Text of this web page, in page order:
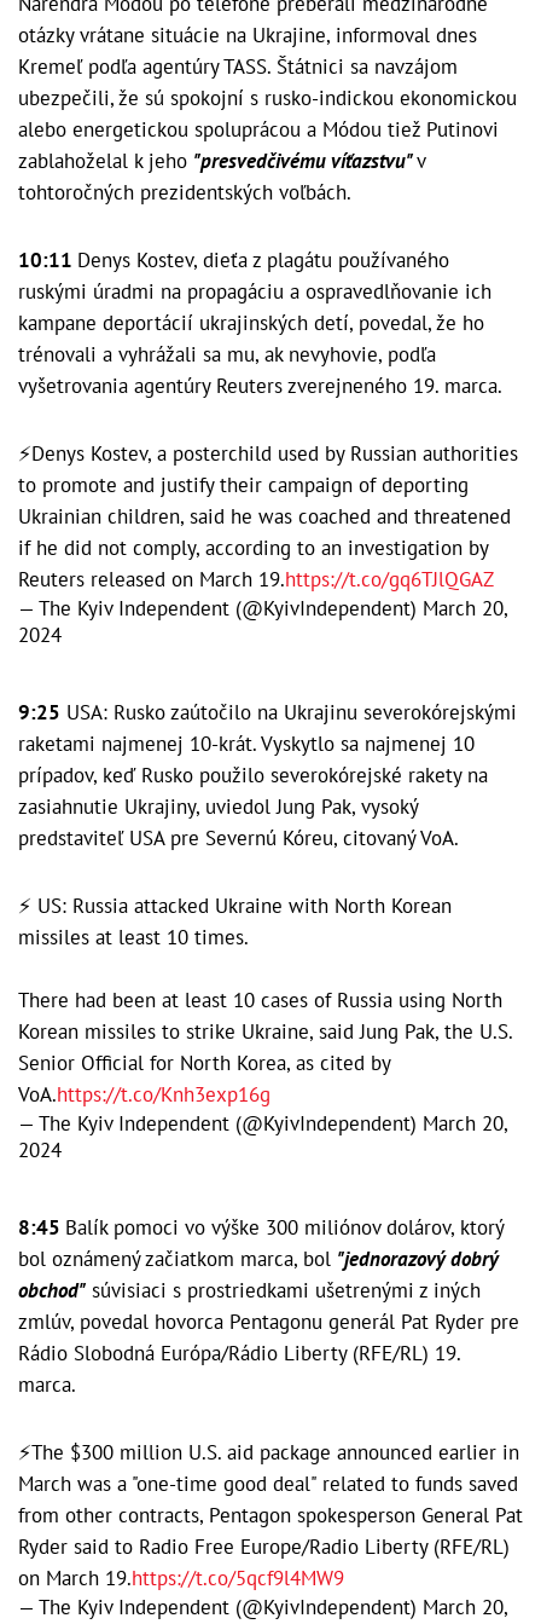
otázky vrátane situácie na Ukrajine, informoval dnes
Kremeľ podľa agentúry TASS. Štátnici sa navzájom
ubezpečili, že sú spokojní s rusko-indickou ekonomickou
alebo energetickou spoluprácou a Módou tiež Putinovi
zablahoželal k jeho "presvedčivému víťazstvu"v
tohtoročných prezidentských voľbách.
10:11 Denys Kostev, dieťa z plagátu používaného
ruskými úradmi na propagáciu a ospravedlňovanie ich
kampane deportácií ukrajinských detí, povedal, že ho
trénovali a vyhrážali sa mu, ak nevyhovie, podľa
vyšetrovania agentúry Reuters zverejneného 19. marca.
⚡️Denys Kostev, a posterchild used by Russian authorities
to promote and justify their campaign of deporting
Ukrainian children, said he was coached and threatened
if he did not comply, according to an investigation by
Reuters released on March 19.https://t.co/gq6TJlQGAZ
— The Kyiv Independent (@KyivIndependent) March 20,
2024
9:25 USA: Rusko zaútočilo na Ukrajinu severokórejskými
raketami najmenej 10-krát. Vyskytlo sa najmenej 10
prípadov, keď Rusko použilo severokórejské rakety na
zasiahnutie Ukrajiny, uviedol Jung Pak, vysoký
predstaviteľ USA pre Severnú Kóreu, citovaný VoA.
⚡️ US: Russia attacked Ukraine with North Korean
missiles at least 10 times.
There had been at least 10 cases of Russia using North
Korean missiles to strike Ukraine, said Jung Pak, the U.S.
Senior Official for North Korea, as cited by
VoA.https://t.co/Knh3exp16g
— The Kyiv Independent (@KyivIndependent) March 20,
2024
8:45 Balík pomoci vo výške 300 miliónov dolárov, ktorý
bol oznámený začiatkom marca, bol "jednorazový dobrý
obchod" súvisiaci s prostriedkami ušetrenými z iných
zmlúv, povedal hovorca Pentagonu generál Pat Ryder pre
Rádio Slobodná Európa/Rádio Liberty (RFE/RL) 19.
marca.
⚡️The $300 million U.S. aid package announced earlier in
March was a "one-time good deal" related to funds saved
from other contracts, Pentagon spokesperson General Pat
Ryder said to Radio Free Europe/Radio Liberty (RFE/RL)
on March 19.https://t.co/5qcf9l4MW9
— The Kyiv Independent (@KyivIndependent) March 20,